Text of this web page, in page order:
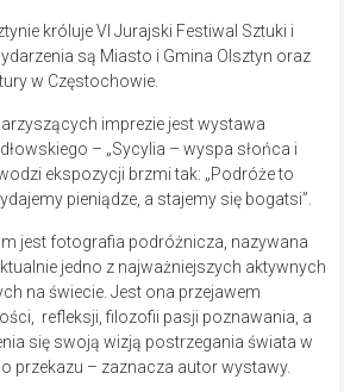
króluje VI Jurajski Festiwal Sztuki i
są Miasto i Gmina Olsztyn oraz
w Częstochowie.
imprezie jest wystawa
– „Sycylia – wyspa słońca i
ekspozycji brzmi tak: „Podróże to
pieniądze, a stajemy się bogatsi”.
jest fotografia podróżnicza, nazywana
jedno z najważniejszych aktywnych
na świecie. Jest ona przejawem
refleksji, filozofii pasji poznawania, a
się swoją wizją postrzegania świata w
przekazu – zaznacza autor wystawy.